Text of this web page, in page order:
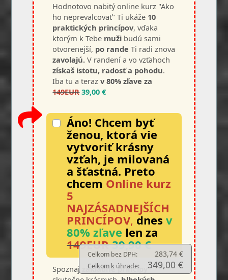
Hodnotovo nabitý online kurz "Ako
ho neprevalcovať" Ti ukáže 10
praktických princípov, vďaka
ktorým k Tebe muži budú sami
otvorenejší, po randeTi radi znova
zavolajú. V randení a vo vzťahoch
získaš istotu, radosť a pohodu.
Iba tu a terazv 80% zľave za
149EUR39,00 €
Áno! Chcem byť
ženou, ktorá vie
vytvoriť krásny
vzťah, je milovaná
a šťastná. Preto
chcem Online kurz
5
NAJZÁSADNEJŠÍCH
PRINCÍPOV, dnes v
80% zľave len za
149EUR 39,90 €
Spoznaj základné princíp
y
Celkom bez DPH: 283,74 €
Celkom k úhrade: 349,00 €